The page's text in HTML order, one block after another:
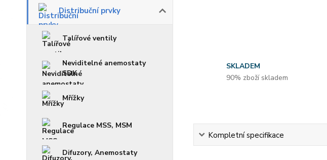
Distribuční prvky
Talířové ventily
Neviditelné anemostaty
SDK
Mřížky
Regulace MSS, MSM
Difuzory, Anemostaty
SKLADEM
90% zboží skladem
Kompletní specifikace